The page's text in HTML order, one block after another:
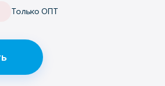
Только ОПТ